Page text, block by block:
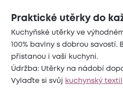
Praktické utěrky do
Kuchyňské utěrky ve
100% bavlny s dobrou savostí.
přistanou i vaši kuchyni.
Údržba: Utěrky na nádobí
Vylaďte si svůj
kuchynský textil